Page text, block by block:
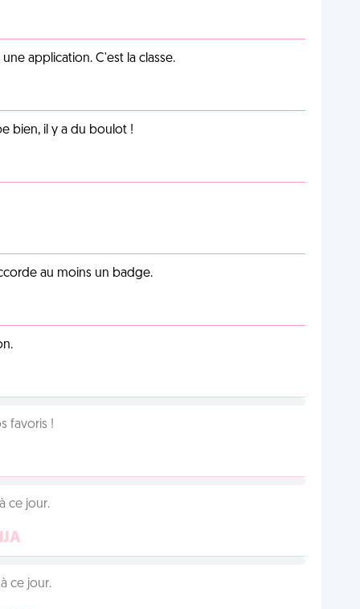
application. C'est la classe.
bien, il y a du boulot !
au moins un badge.
favoris !
ce jour.
ce jour.